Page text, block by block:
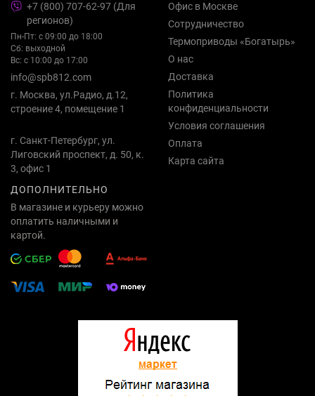
+7 (800) 707-62-97 (Для
регионов)
Пн-Пт: с 09:00 до 18:00
Сб: выходной
Вс: с 10:00 до 17:00
info@spb812.com
г. Москва, ул.Радио, д.12,
строение 4, помещение 1
г. Санкт-Петербург, ул.
Лиговский проспект, д. 50, к.
3, офис 1
Офис в Москве
Сотрудничество
Термоприводы «Богатырь»
О нас
Доставка
Политика
конфиденциальности
Условия соглашения
Оплата
Карта сайта
ДОПОЛНИТЕЛЬНО
В магазине и курьеру можно
оплатить наличными и
картой.